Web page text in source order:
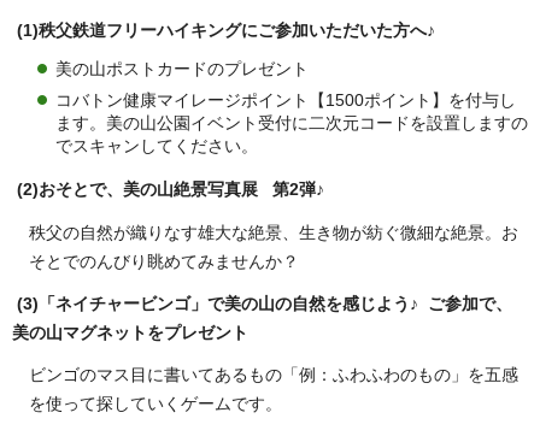
(1)秩父鉄道フリーハイキングにご参加いただいた方へ♪
美の山ポストカードのプレゼント
コバトン健康マイレージポイント【1500ポイント】を付与し
ます。美の山公園イベント受付に二次元コードを設置しますの
でスキャンしてください。
(2)おそとで、美の山絶景写真展 第2弾♪
秩父の自然が織りなす雄大な絶景、生き物が紡ぐ微細な絶景。お
そとでのんびり眺めてみませんか？
(3)「ネイチャービンゴ」で美の山の自然を感じよう♪ ご参加で、
美の山マグネットをプレゼント
ビンゴのマス目に書いてあるもの「例：ふわふわのもの」を五感
を使って探していくゲームです。